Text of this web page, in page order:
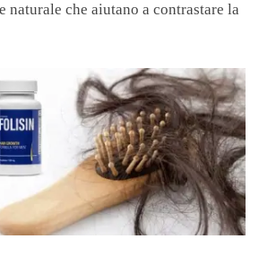
che aiutano a contrastare la